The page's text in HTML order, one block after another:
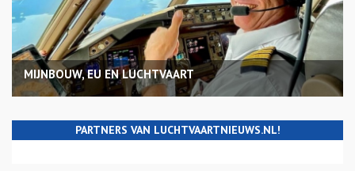
MIJNBOUW, EU EN LUCHTVAART
PARTNERS VAN LUCHTVAARTNIEUWS.NL!